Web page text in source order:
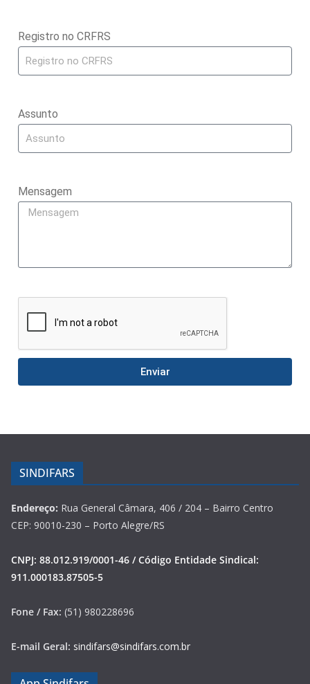
Registro no CRFRS
Assunto
Mensagem
Enviar
SINDIFARS
Endereço: Rua General Câmara, 406 / 204 – Bairro Centro
CEP: 90010-230 – Porto Alegre/RS
CNPJ: 88.012.919/0001-46 / Código Entidade Sindical:
911.000183.87505-5
Fone / Fax: (51) 980228696
E-mail Geral: sindifars@sindifars.com.br